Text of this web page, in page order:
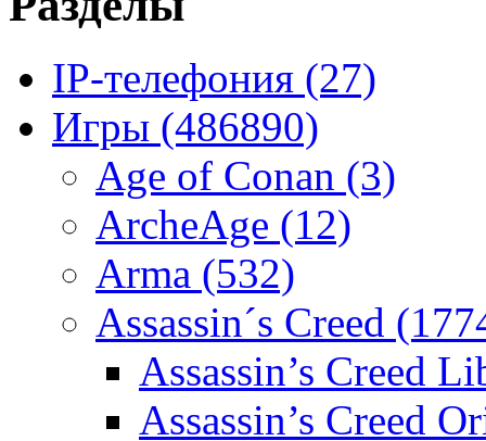
IP-телефония (27)
Игры (486890)
Age of Conan (3)
ArcheAge (12)
Arma (532)
Assassin´s Creed
Assassin’s Creed
Assassin’s Creed